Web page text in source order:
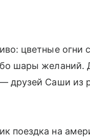
цветные огни
шары желаний.
друзей Саши из
поездка на